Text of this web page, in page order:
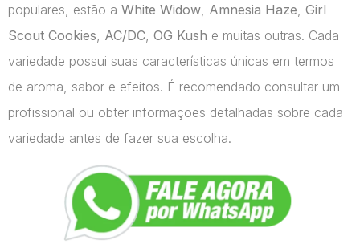
populares, estão a White Widow Amnesia Haze Girl
Scout Cookies AC/DC OG Kush e muitas outras. Cada
variedade possui suas características únicas em termos
de aroma, sabor e efeitos. É recomendado consultar um
profissional ou obter informações detalhadas sobre cada
variedade antes de fazer sua escolha.